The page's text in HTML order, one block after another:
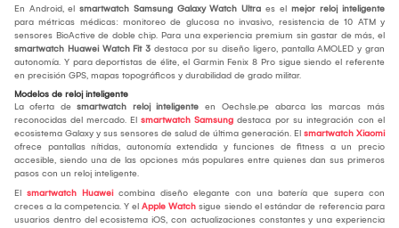
En Android, el smartwatch Samsung Galaxy Watch Ultra es el mejor reloj inteligente
para métricas médicas: monitoreo de glucosa no invasivo, resistencia de 10 ATM y
sensores BioActive de doble chip. Para una experiencia premium sin gastar de más, el
smartwatch Huawei Watch Fit 3 destaca por su diseño ligero, pantalla AMOLED y gran
autonomía. Y para deportistas de élite, el Garmin Fenix 8 Pro sigue siendo el referente
en precisión GPS, mapas topográficos y durabilidad de grado militar.
Modelos de reloj inteligente
La oferta de smartwatch reloj inteligente en Oechsle.pe abarca las marcas más
reconocidas del mercado. El smartwatch Samsung destaca por su integración con el
ecosistema Galaxy y sus sensores de salud de última generación. El smartwatch Xiaomi
ofrece pantallas nítidas, autonomía extendida y funciones de fitness a un precio
accesible, siendo una de las opciones más populares entre quienes dan sus primeros
pasos con un reloj inteligente.
El smartwatch Huaweicombina diseño elegante con una batería que supera con
creces a la competencia. Y el Apple Watch sigue siendo el estándar de referencia para
usuarios dentro del ecosistema iOS, con actualizaciones constantes y una experiencia